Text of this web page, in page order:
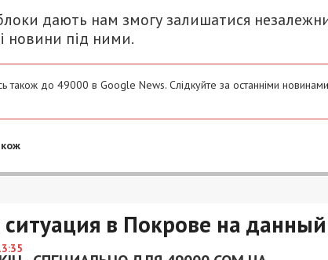
дають нам змогу залишатися
новини під ними.
також до 49000 в Google News. Слідкуйте за останніми
ситуация в Покрове на